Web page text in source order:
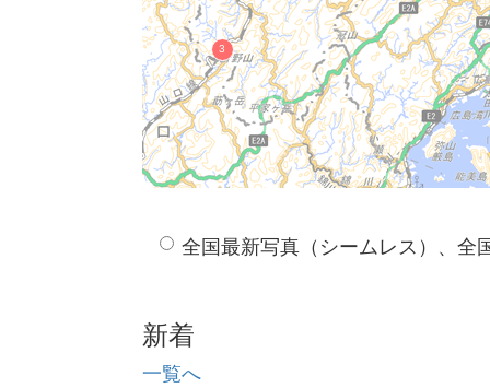
全国最新写真（シームレス）、全
新着
一覧へ